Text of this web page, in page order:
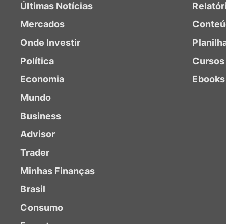
Últimas Notícias
Mercados
Onde Investir
Política
Economia
Mundo
Business
Advisor
Trader
Minhas Finanças
Brasil
Consumo
Cursos
Ebooks